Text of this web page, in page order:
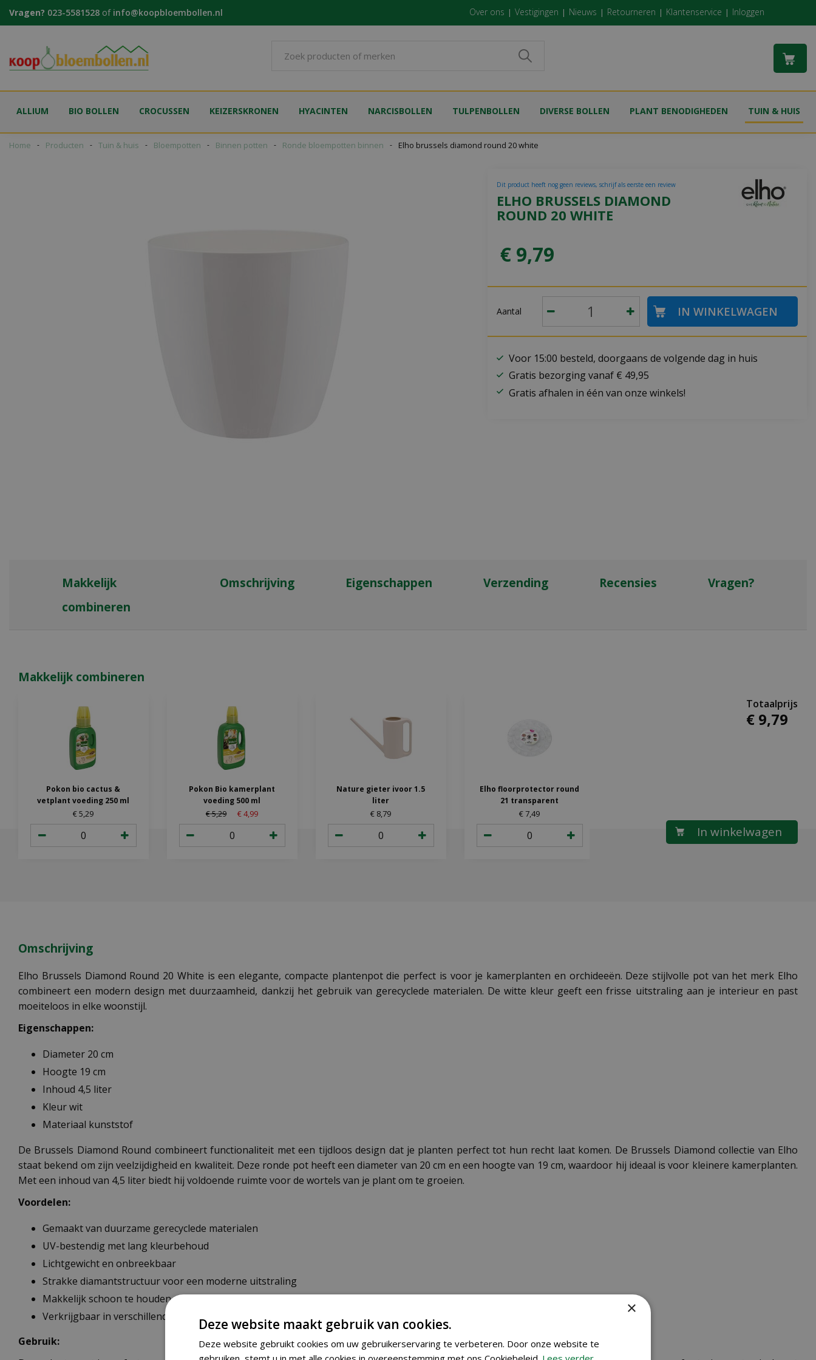
naar
Home Producten Tuin & huis Bloempotten Binnen potten Ronde bloempotten binnen Elho brussels diamond round 20 white
Vragen? 023-5581528 of info@koopbloembollen.nl Over ons Vestigingen Nieuws Retourneren Klantenservice Inloggen
ALLIUM BIO BOLLEN CROCUSSEN KEIZERSKRONEN HYACINTEN NARCISBOLLEN TULPENBOLLEN DIVERSE BOLLEN PLANT BENODIGHEDEN TUIN & HUIS
ELHO BRUSSELS DIAMOND
ROUND 20 WHITE
Dit product heeft nog geen reviews, schrijf als eerste een review
€ 9,79
Aantal
Voor 15:00 besteld, doorgaans de volgende dag in huis
Gratis bezorging vanaf € 49,95
Gratis afhalen in één van onze winkels!
Makkelijk
combineren
Omschrijving Eigenschappen Verzending Recensies Vragen?
Makkelijk combineren
Pokon bio cactus &
vetplant voeding 250 ml
€5,29
Pokon Bio kamerplant
voeding 500 ml
€5,29 €4,99
Nature gieter ivoor 1.5
liter
€ 8,79
Elho floorprotector round
21 transparent
€ 7,49
€ 9,79
Omschrijving
Elho Brussels Diamond Round 20 White is een elegante, compacte plantenpot die perfect is voor je kamerplanten en orchideeën. Deze stijlvolle pot van het merk Elho
combineert een modern design met duurzaamheid, dankzij het gebruik van gerecyclede materialen. De witte kleur geeft een frisse uitstraling aan je interieur en past
moeiteloos in elke woonstijl.
Eigenschappen:
Diameter 20 cm
Hoogte 19 cm
Inhoud 4,5 liter
Kleur wit
Materiaal kunststof
De Brussels Diamond Round combineert functionaliteit met een tijdloos design dat je planten perfect tot hun recht laat komen. De Brussels Diamond collectie van Elho
staat bekend om zijn veelzijdigheid en kwaliteit. Deze ronde pot heeft een diameter van 20 cm en een hoogte van 19 cm, waardoor hij ideaal is voor kleinere kamerplanten.
Met een inhoud van 4,5 liter biedt hij voldoende ruimte voor de wortels van je plant om te groeien.
Voordelen:
Gemaakt van duurzame gerecyclede materialen
UV-bestendig met lang kleurbehoud
Lichtgewicht en onbreekbaar
Strakke diamantstructuur voor een moderne uitstraling
Makkelijk schoon te houden
Verkrijgbaar in verschillende formaten
Gebruik:
×
Deze website maakt gebruik van cookies.
Deze website gebruikt cookies om uw gebruikerservaring te verbeteren. Door onze website te